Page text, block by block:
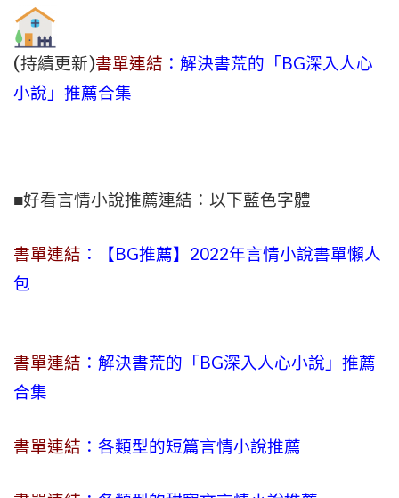
(持續更新)書單連結 ：解決書荒的「BG深入人心
小說」推薦合集
■好看言情小說推薦連結：以下藍色字體
書單連結 ：【BG推薦】2022年言情小說書單懶人
包
書單連結 ：解決書荒的「BG深入人心小說」推薦
合集
書單連結 ：各類型的短篇言情小說推薦